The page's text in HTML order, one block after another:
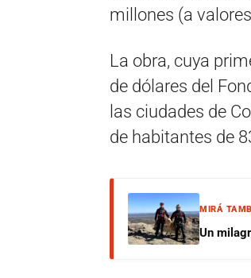
millones (a
La obra, cuya
de dólares del
las ciudades de
de habitantes de
MIRÁ
Un